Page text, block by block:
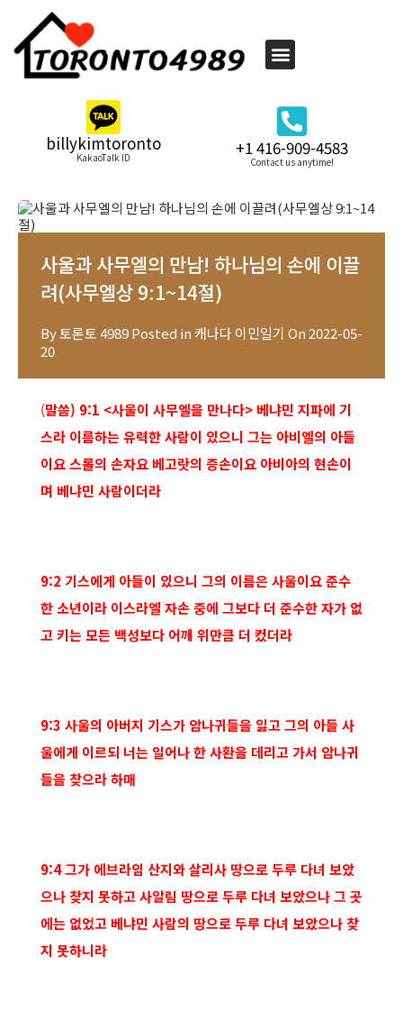
billykimtoronto
KakaoTalk ID +1 416-909-4583
Contact us anytime!
사울과 사무엘의 만남! 하나님의 손에 이끌
려(사무엘상 9:1~14절)
By토론토 4989Posted in캐나다 이민일기 On2022-05-
20
(말씀) 9:1 <사울이 사무엘을 만나다> 베냐민 지파에 기
스라 이름하는 유력한 사람이 있으니 그는 아비엘의 아들
이요 스롤의 손자요 베고랏의 증손이요 아비아의 현손이
며 베냐민 사람이더라
9:2 기스에게 아들이 있으니 그의 이름은 사울이요 준수
한 소년이라 이스라엘 자손 중에 그보다 더 준수한 자가 없
고 키는 모든 백성보다 어깨 위만큼 더 컸더라
9:3 사울의 아버지 기스가 암나귀들을 잃고 그의 아들 사
울에게 이르되 너는 일어나 한 사환을 데리고 가서 암나귀
들을 찾으라 하매
9:4 그가 에브라임 산지와 살리사 땅으로 두루 다녀 보았
으나 찾지 못하고 사알림 땅으로 두루 다녀 보았으나 그 곳
에는 없었고 베냐민 사람의 땅으로 두루 다녀 보았으나 찾
지 못하니라